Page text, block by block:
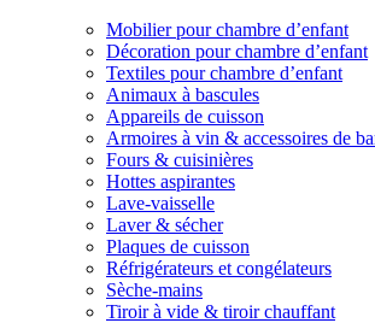
Mobilier pour chambre d’enfant
Décoration pour chambre d’enfant
Textiles pour chambre d’enfant
Animaux à bascules
Appareils de cuisson
Armoires à vin & accessoires de
Fours & cuisinières
Hottes aspirantes
Lave-vaisselle
Laver & sécher
Plaques de cuisson
Réfrigérateurs et congélateurs
Sèche-mains
Tiroir à vide & tiroir chauffant